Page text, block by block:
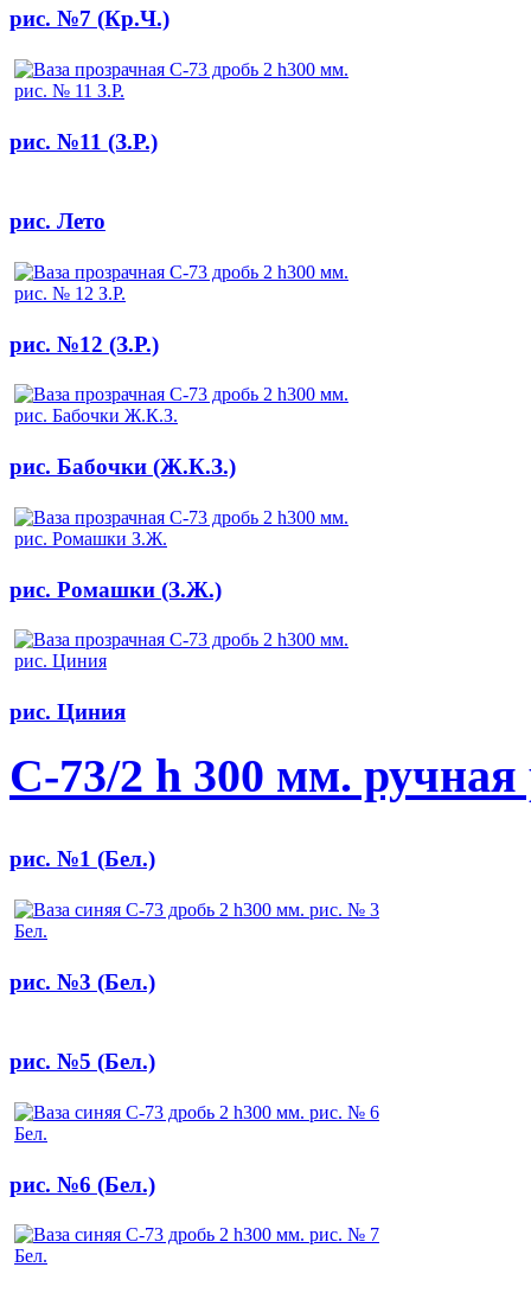
рис. №7 (Кр.Ч.)
рис. №11 (З.Р.)
рис. Лето
рис. №12 (З.Р.)
рис. Бабочки (Ж.К.З.)
рис. Ромашки (З.Ж.)
рис. Циния
С-73/2 h 300 мм. ручная
рис. №1 (Бел.)
рис. №3 (Бел.)
рис. №5 (Бел.)
рис. №6 (Бел.)